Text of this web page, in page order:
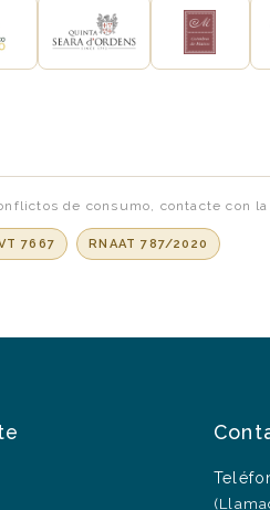
de consumo, contacte con
7667 RNAAT 787/2020